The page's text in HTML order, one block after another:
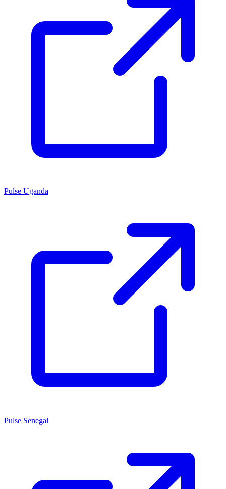
Pulse Uganda
Pulse Senegal